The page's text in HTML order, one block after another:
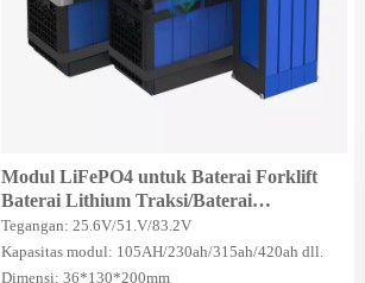
Modul LiFePO4 untuk Baterai Forklift
Baterai Lithium Traksi/Baterai
Traksi/Baterai Forklift Siklus
Dalam/Baterai Truk
Tegangan: 25.6V/51.V/83.2V
Kapasitas modul: 105AH/230ah/315ah/420ah dll.
Dimensi: 36*130*200mm